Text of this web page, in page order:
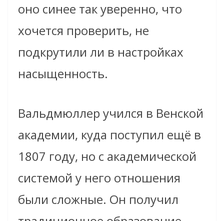
оно синее так уверенно, что
хочется проверить, не
подкрутили ли в настройках
насыщенность.
Вальдмюллер учился в Венской
академии, куда поступил ещё в
1807 году, но с академической
системой у него отношения
были сложные. Он получил